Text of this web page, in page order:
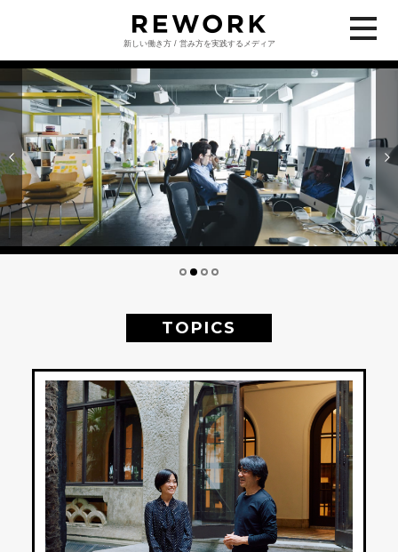
新しい働き方 / 営み方を実践するメディア
TOPICS